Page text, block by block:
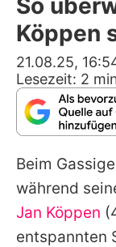
So
Köppen
21.08.25,
Lesezeit: 2
Beim
während
Jan Köppen
entspannten